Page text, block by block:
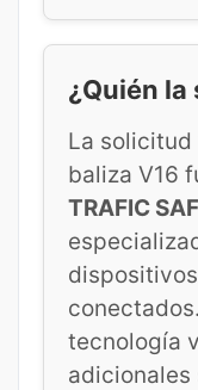
¿Quién la
La
baliza V16
TRAFIC
tecnología